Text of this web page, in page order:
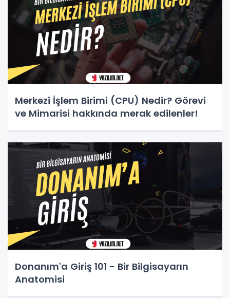
Merkezi İşlem Birimi (CPU) Nedir? Görevi
ve Mimarisi hakkında merak edilenler!
Donanım'a Giriş 101 - Bir Bilgisayarın
Anatomisi